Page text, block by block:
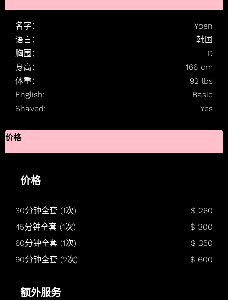
名字：
Yoen
语言：
韩国
胸围：
D
身高：
166 cm
体重：
92 lbs
English:
Basic
Shaved:
Yes
价格
价格
30分钟全套 (1次)
$ 260
45分钟全套 (1次)
$ 300
60分钟全套 (1次)
$ 350
90分钟全套 (2次)
$ 600
额外服务